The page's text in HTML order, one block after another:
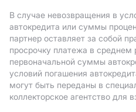
В случае невозвращения в
автокредита или суммы
партнер оставляет за собой
просрочку платежа в среднем
первоначальной суммы
условий погашения
могут быть переданы в
коллекторское агентство для